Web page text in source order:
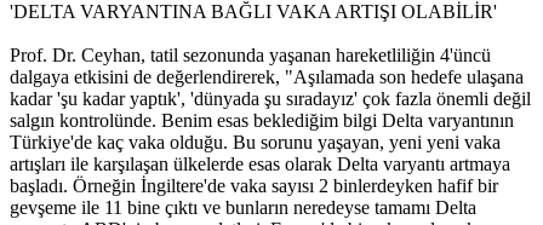
'DELTA VARYANTINA BAĞLI VAKA ARTIŞI OLABİLİR'
Prof. Dr. Ceyhan, tatil sezonunda yaşanan hareketliliğin 4'üncü
dalgaya etkisini de değerlendirerek, "Aşılamada son hedefe ulaşana
kadar 'şu kadar yaptık', 'dünyada şu sıradayız' çok fazla önemli değil
salgın kontrolünde. Benim esas beklediğim bilgi Delta varyantının
Türkiye'de kaç vaka olduğu. Bu sorunu yaşayan, yeni yeni vaka
artışları ile karşılaşan ülkelerde esas olarak Delta varyantı artmaya
başladı. Örneğin İngiltere'de vaka sayısı 2 binlerdeyken hafif bir
gevşeme ile 11 bine çıktı ve bunların neredeyse tamamı Delta